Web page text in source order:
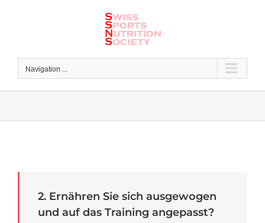
Navigation ...
2. Ernähren Sie sich ausgewogen
und auf das Training angepasst?